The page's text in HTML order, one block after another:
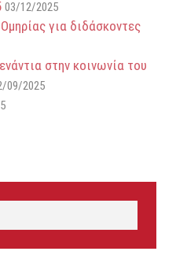
03/12/2025
για διδάσκοντες
στην κοινωνία του
09/2025